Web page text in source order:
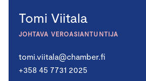
Tomi Viitala
JOHTAVA VEROASIANTUNTIJA
tomi.viitala@chamber.fi
+358 45 7731 2025